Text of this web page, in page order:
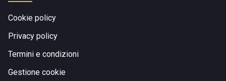
Cookie policy
Privacy policy
Termini e condizioni
Gestione cookie